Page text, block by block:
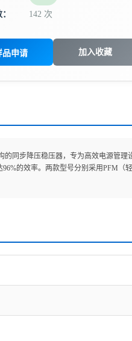
142 次
品申请 加入收藏
的同步降压稳压器，专为高效电源管
的效率。两款型号分别采用PFM（